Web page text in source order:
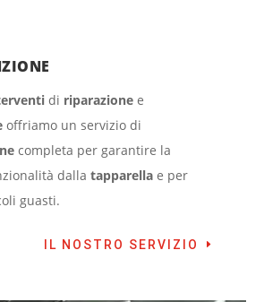
di riparazionee
offriamo un servizio di
completa per garantire la
dalla tapparellae per
guasti.
IL NOSTRO SERVIZIO